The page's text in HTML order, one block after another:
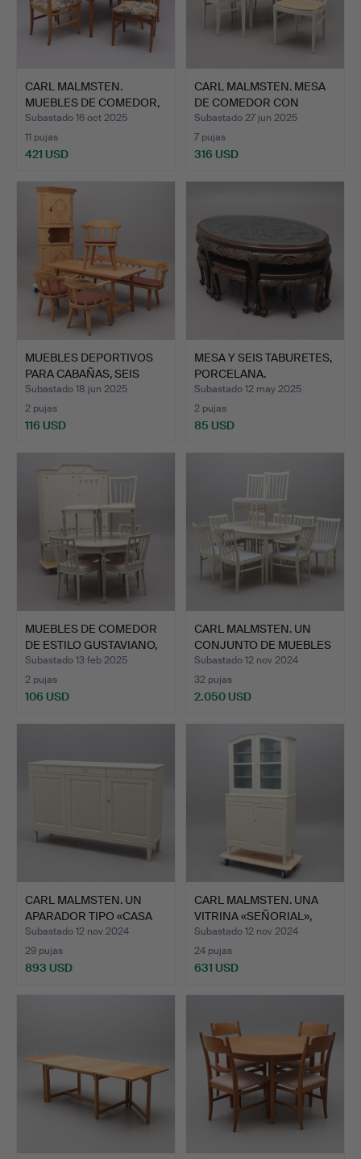
CARL MALMSTEN.
MUEBLES DE COMEDOR,
SIETE P…
Subastado 16 oct 2025
11 pujas
421 USD
CARL MALMSTEN. MESA
DE COMEDOR CON
CUATRO …
Subastado 27 jun 2025
7 pujas
316 USD
MUEBLES DEPORTIVOS
PARA CABAÑAS, SEIS
PIEZ…
Subastado 18 jun 2025
2 pujas
116 USD
MESA Y SEIS TABURETES,
PORCELANA.
Subastado 12 may 2025
2 pujas
85 USD
MUEBLES DE COMEDOR
DE ESTILO GUSTAVIANO,
D…
Subastado 13 feb 2025
2 pujas
106 USD
CARL MALMSTEN. UN
CONJUNTO DE MUEBLES
DE C…
Subastado 12 nov 2024
32 pujas
2.050 USD
CARL MALMSTEN. UN
APARADOR TIPO «CASA
SEÑO…
Subastado 12 nov 2024
29 pujas
893 USD
CARL MALMSTEN. UNA
VITRINA «SEÑORIAL»,
ÅFO…
Subastado 12 nov 2024
24 pujas
631 USD